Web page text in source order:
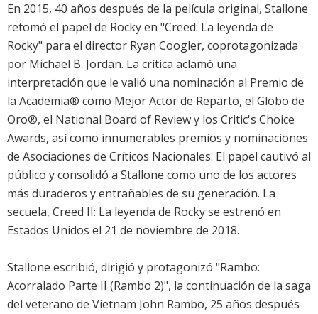
En 2015, 40 años después de la película original, Stallone
retomó el papel de Rocky en "Creed: La leyenda de
Rocky" para el director Ryan Coogler, coprotagonizada
por Michael B. Jordan. La crítica aclamó una
interpretación que le valió una nominación al Premio de
la Academia® como Mejor Actor de Reparto, el Globo de
Oro®, el National Board of Review y los Critic's Choice
Awards, así como innumerables premios y nominaciones
de Asociaciones de Críticos Nacionales. El papel cautivó al
público y consolidó a Stallone como uno de los actores
más duraderos y entrañables de su generación. La
secuela, Creed II: La leyenda de Rocky se estrenó en
Estados Unidos el 21 de noviembre de 2018.
Stallone escribió, dirigió y protagonizó "Rambo:
Acorralado Parte II (Rambo 2)", la continuación de la saga
del veterano de Vietnam John Rambo, 25 años después